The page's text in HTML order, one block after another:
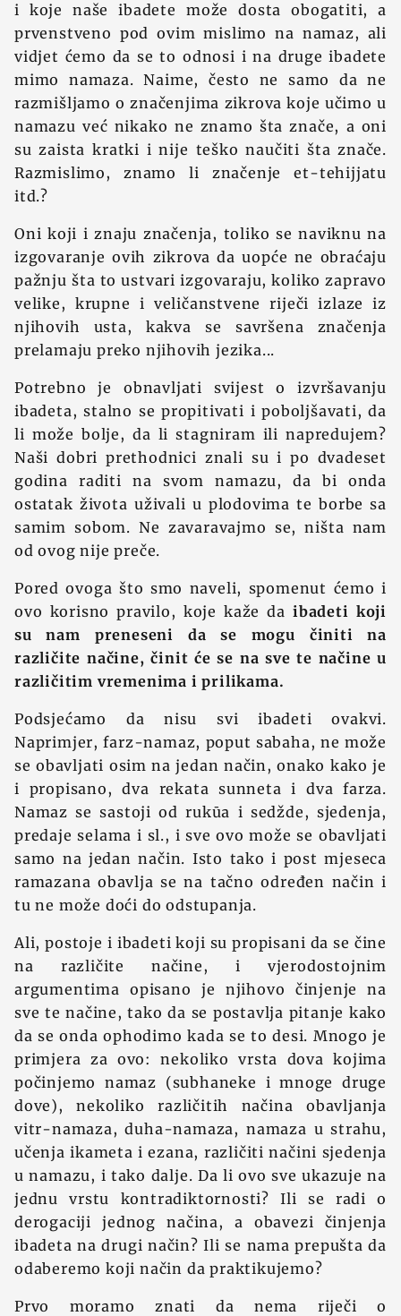
i koje naše ibadete može dosta obogatiti, a
prvenstveno pod ovim mislimo na namaz, ali
vidjet ćemo da se to odnosi i na druge ibadete
mimo namaza. Naime, često ne samo da ne
razmišljamo o značenjima zikrova koje učimo u
namazu već nikako ne znamo šta znače, a oni
su zaista kratki i nije teško naučiti šta znače.
Razmislimo, znamo li značenje et-tehijjatu
itd.?
Oni koji i znaju značenja, toliko se naviknu na
izgovaranje ovih zikrova da uopće ne obraćaju
pažnju šta to ustvari izgovaraju, koliko zapravo
velike, krupne i veličanstvene riječi izlaze iz
njihovih usta, kakva se savršena značenja
prelamaju preko njihovih jezika...
Potrebno je obnavljati svijest o izvršavanju
ibadeta, stalno se propitivati i poboljšavati, da
li može bolje, da li stagniram ili napredujem?
Naši dobri prethodnici znali su i po dvadeset
godina raditi na svom namazu, da bi onda
ostatak života uživali u plodovima te borbe sa
samim sobom. Ne zavaravajmo se, ništa nam
od ovog nije preče.
Pored ovoga što smo naveli, spomenut ćemo i
ovo korisno pravilo, koje kaže daibadeti koji
su nam preneseni da se mogu činiti na
različite načine, činit će se na sve te načine u
različitim vremenima i prilikama.
Podsjećamo da nisu svi ibadeti ovakvi.
Naprimjer, farz-namaz, poput sabaha, ne može
se obavljati osim na jedan način, onako kako je
i propisano, dva rekata sunneta i dva farza.
Namaz se sastoji od rukūa i sedžde, sjedenja,
predaje selama i sl., i sve ovo može se obavljati
samo na jedan način. Isto tako i post mjeseca
ramazana obavlja se na tačno određen način i
tu ne može doći do odstupanja.
Ali, postoje i ibadeti koji su propisani da se čine
na različite načine, i vjerodostojnim
argumentima opisano je njihovo činjenje na
sve te načine, tako da se postavlja pitanje kako
da se onda ophodimo kada se to desi. Mnogo je
primjera za ovo: nekoliko vrsta dova kojima
počinjemo namaz (subhaneke i mnoge druge
dove), nekoliko različitih načina obavljanja
vitr-namaza, duha-namaza, namaza u strahu,
učenja ikameta i ezana, različiti načini sjedenja
u namazu, i tako dalje. Da li ovo sve ukazuje na
jednu vrstu kontradiktornosti? Ili se radi o
derogaciji jednog načina, a obavezi činjenja
ibadeta na drugi način? Ili se nama prepušta da
odaberemo koji način da praktikujemo?
Prvo moramo znati da nema riječi o